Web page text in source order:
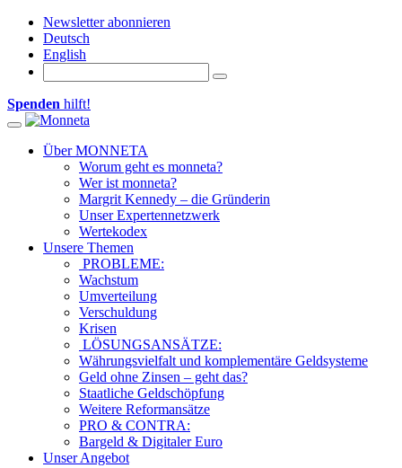
Newsletter abonnieren
Deutsch
English
Spenden hilft!
Toggle navigation
Über MONNETA
Worum geht es monneta?
Wer ist monneta?
Margrit Kennedy – die Gründerin
Unser Expertennetzwerk
Wertekodex
Unsere Themen
PROBLEME:
Wachstum
Umverteilung
Verschuldung
Krisen
LÖSUNGSANSÄTZE:
Währungsvielfalt und komplementäre Geldsysteme
Geld ohne Zinsen – geht das?
Staatliche Geldschöpfung
Weitere Reformansätze
PRO & CONTRA:
Bargeld & Digitaler Euro
Unser Angebot